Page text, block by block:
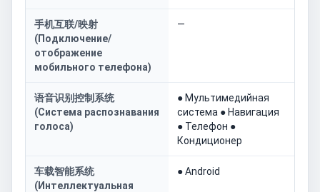
手机互联/映射
(Подключение/
отображение
мобильного телефона)
—
语音识别控制系统
(Система распознавания
голоса)
● Мультимедийная
система ● Навигация
● Телефон ●
Кондиционер
车载智能系统
(Интеллектуальная
● Android